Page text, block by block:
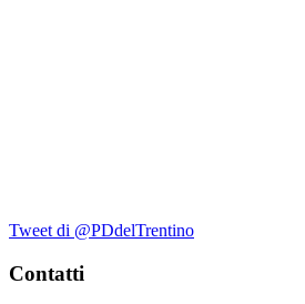
Tweet di @PDdelTrentino
Contatti